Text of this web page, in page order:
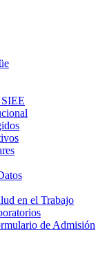
en el Trabajo
de Admisión